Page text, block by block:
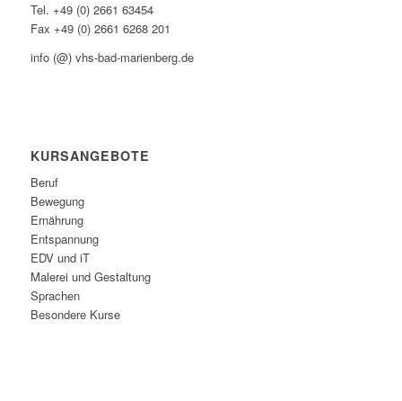
Tel. +49 (0) 2661 63454
Fax +49 (0) 2661 6268 201
info (@) vhs-bad-marienberg.de
KURSANGEBOTE
Beruf
Bewegung
Ernährung
Entspannung
EDV und iT
Malerei und Gestaltung
Sprachen
Besondere Kurse